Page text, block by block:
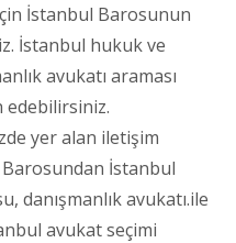
İstanbul Barosunun
İstanbul hukuk ve
avukatı araması
edebilirsiniz.
yer alan iletişim
İstanbul
danışmanlık avukatı.ile
avukat seçimi